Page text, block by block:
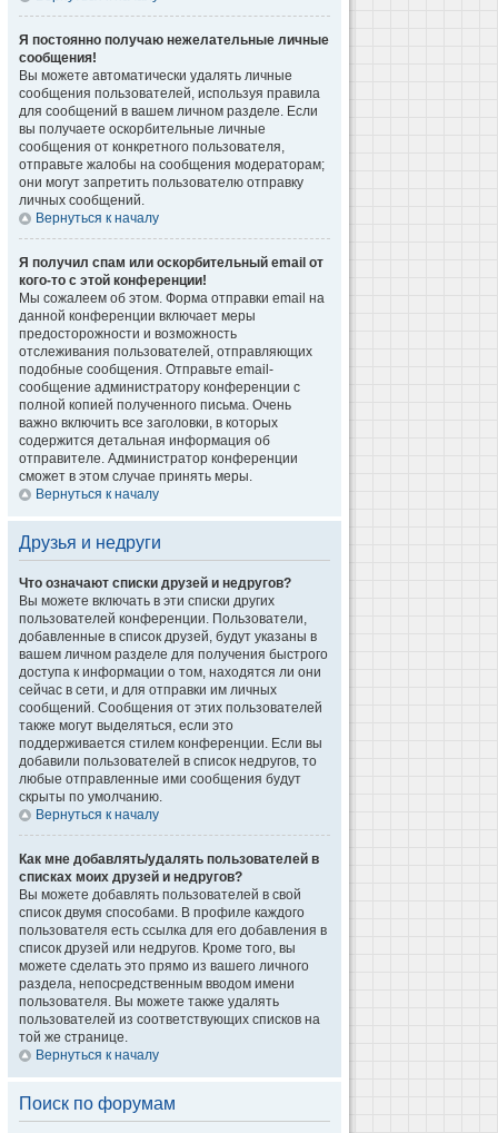
Я постоянно получаю нежелательные личные
сообщения!
Вы можете автоматически удалять личные
сообщения пользователей, используя правила
для сообщений в вашем личном разделе. Если
вы получаете оскорбительные личные
сообщения от конкретного пользователя,
отправьте жалобы на сообщения модераторам;
они могут запретить пользователю отправку
личных сообщений.
Вернуться к началу
Я получил спам или оскорбительный email от
кого-то с этой конференции!
Мы сожалеем об этом. Форма отправки email на
данной конференции включает меры
предосторожности и возможность
отслеживания пользователей, отправляющих
подобные сообщения. Отправьте email-
сообщение администратору конференции с
полной копией полученного письма. Очень
важно включить все заголовки, в которых
содержится детальная информация об
отправителе. Администратор конференции
сможет в этом случае принять меры.
Вернуться к началу
Друзья и недруги
Что означают списки друзей и недругов?
Вы можете включать в эти списки других
пользователей конференции. Пользователи,
добавленные в список друзей, будут указаны в
вашем личном разделе для получения быстрого
доступа к информации о том, находятся ли они
сейчас в сети, и для отправки им личных
сообщений. Сообщения от этих пользователей
также могут выделяться, если это
поддерживается стилем конференции. Если вы
добавили пользователей в список недругов, то
любые отправленные ими сообщения будут
скрыты по умолчанию.
Вернуться к началу
Как мне добавлять/удалять пользователей в
списках моих друзей и недругов?
Вы можете добавлять пользователей в свой
список двумя способами. В профиле каждого
пользователя есть ссылка для его добавления в
список друзей или недругов. Кроме того, вы
можете сделать это прямо из вашего личного
раздела, непосредственным вводом имени
пользователя. Вы можете также удалять
пользователей из соответствующих списков на
той же странице.
Вернуться к началу
Поиск по форумам